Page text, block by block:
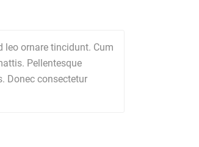
leo ornare tincidunt. Cum
Pellentesque
Donec consectetur